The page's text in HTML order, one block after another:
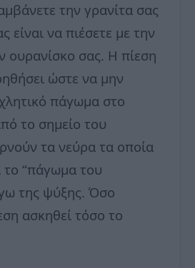
την γρανίτα σας
είναι να πιέσετε με την
ουρανίσκο σας. Η πίεση
ώστε να μην
πάγωμα στο
το σημείο του
τα νεύρα τα οποία
το “πάγωμα του
της ψύξης. Όσο
ασκηθεί τόσο το